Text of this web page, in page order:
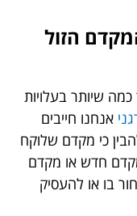
הזול
שיותר בעלויות
אנחנו חייבים
כי מקדם שלוקח
חדש או מקדם
בו או להעסיק